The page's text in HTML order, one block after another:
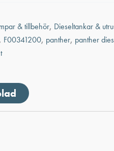
& tillbehör, Dieseltankar &
F00341200, panther, panther